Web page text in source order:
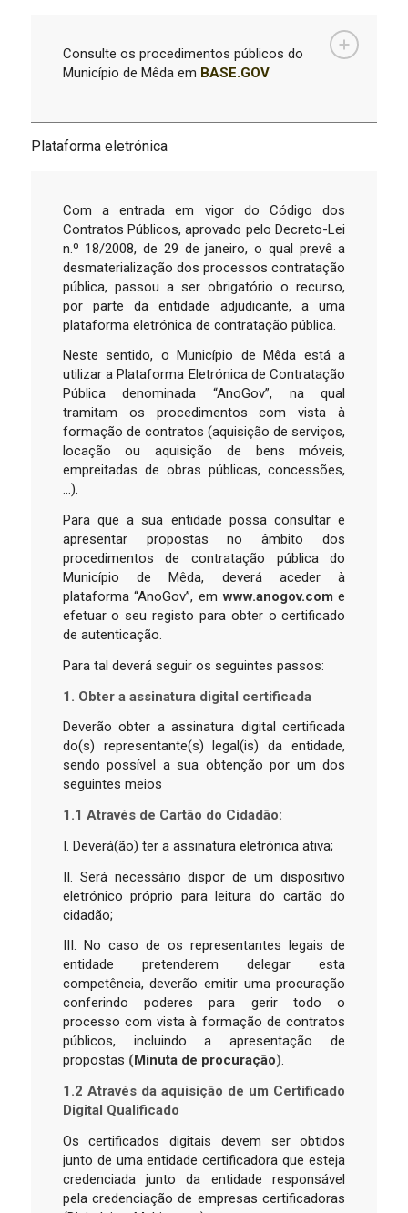
Consulte os procedimentos públicos do
Município de Mêda em BASE.GOV
Plataforma eletrónica
Com a entrada em vigor do Código dos
Contratos Públicos, aprovado pelo Decreto-Lei
n.º 18/2008, de 29 de janeiro, o qual prevê a
desmaterialização dos processos contratação
pública, passou a ser obrigatório o recurso,
por parte da entidade adjudicante, a uma
plataforma eletrónica de contratação pública.
Neste sentido, o Município de Mêda está a
utilizar a Plataforma Eletrónica de Contratação
Pública denominada “AnoGov”, na qual
tramitam os procedimentos com vista à
formação de contratos (aquisição de serviços,
locação ou aquisição de bens móveis,
empreitadas de obras públicas, concessões,
…).
Para que a sua entidade possa consultar e
apresentar propostas no âmbito dos
procedimentos de contratação pública do
Município de Mêda, deverá aceder à
plataforma “AnoGov”, emwww.anogov.com e
efetuar o seu registo para obter o certificado
de autenticação.
Para tal deverá seguir os seguintes passos:
1. Obter a assinatura digital certificada
Deverão obter a assinatura digital certificada
do(s) representante(s) legal(is) da entidade,
sendo possível a sua obtenção por um dos
seguintes meios
1.1 Através de Cartão do Cidadão:
I. Deverá(ão) ter a assinatura eletrónica ativa;
II. Será necessário dispor de um dispositivo
eletrónico próprio para leitura do cartão do
cidadão;
III. No caso de os representantes legais de
entidade pretenderem delegar esta
competência, deverão emitir uma procuração
conferindo poderes para gerir todo o
processo com vista à formação de contratos
públicos, incluindo a apresentação de
propostas (Minuta de procuração).
1.2 Através da aquisição de um Certificado
Digital Qualificado
Os certificados digitais devem ser obtidos
junto de uma entidade certificadora que esteja
credenciada junto da entidade responsável
pela credenciação de empresas certificadoras